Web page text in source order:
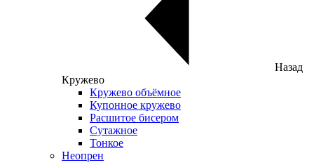
Назад
Кружево
Кружево объёмное
Купонное кружево
Расшитое бисером
Сутажное
Тонкое
Неопрен